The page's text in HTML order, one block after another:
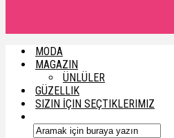
MODA
MAGAZIN
ÜNLÜLER
GÜZELLIK
SIZIN İÇIN SEÇTIKLERIMIZ